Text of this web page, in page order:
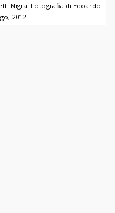
Nigra. Fotografia di Edoardo
2012.